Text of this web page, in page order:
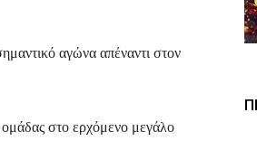
αγώνα απέναντι στον
στο ερχόμενο μεγάλο